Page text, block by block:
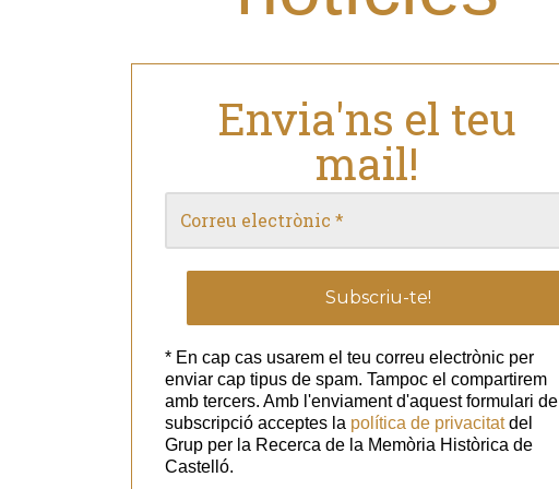
Envia'ns el teu
mail!
* En cap cas usarem el teu correu electrònic per
enviar cap tipus de spam. Tampoc el compartirem
amb tercers. Amb l'enviament d'aquest formulari de
subscripció acceptes la política de privacitatdel
Grup per la Recerca de la Memòria Històrica de
Castelló.